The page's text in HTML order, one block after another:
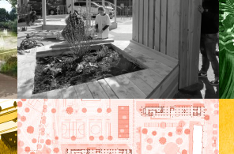
Projet participatif pour aménager la
Place Lénine à champigny-sur-Marne
En savoir +
ESPACES PUBLICS ESSEGHEM
– JETTE